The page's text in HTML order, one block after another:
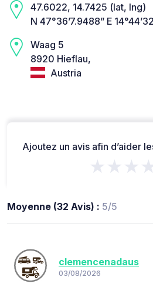
47.6022, 14.7425 (lat, lng)
N 47°36’7.9488” E
Waag 5
8920 Hieflau,
Austria
Ajoutez un avis afin d’aider
Moyenne (32 Avis) : 5/5
clemencenadaus
03/08/2026